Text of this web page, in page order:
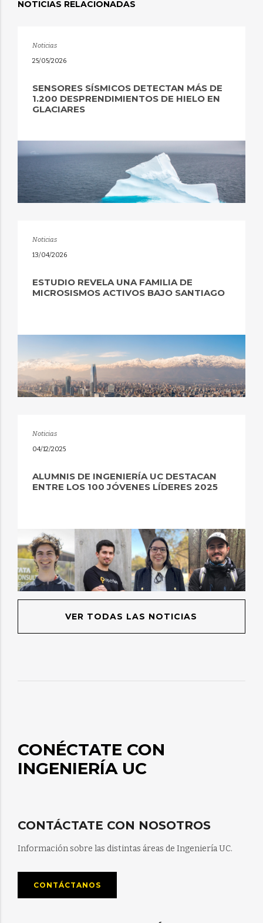
NOTICIAS RELACIONADAS
Noticias
25/05/2026
SENSORES SÍSMICOS DETECTAN MÁS DE
1.200 DESPRENDIMIENTOS DE HIELO EN
GLACIARES
Noticias
13/04/2026
ESTUDIO REVELA UNA FAMILIA DE
MICROSISMOS ACTIVOS BAJO SANTIAGO
Noticias
04/12/2025
ALUMNIS DE INGENIERÍA UC DESTACAN
ENTRE LOS 100 JÓVENES LÍDERES 2025
VER TODAS LAS NOTICIAS
CONÉCTATE CON
INGENIERÍA UC
CONTÁCTATE CON NOSOTROS
Información sobre las distintas áreas de Ingeniería UC.
CONTÁCTANOS